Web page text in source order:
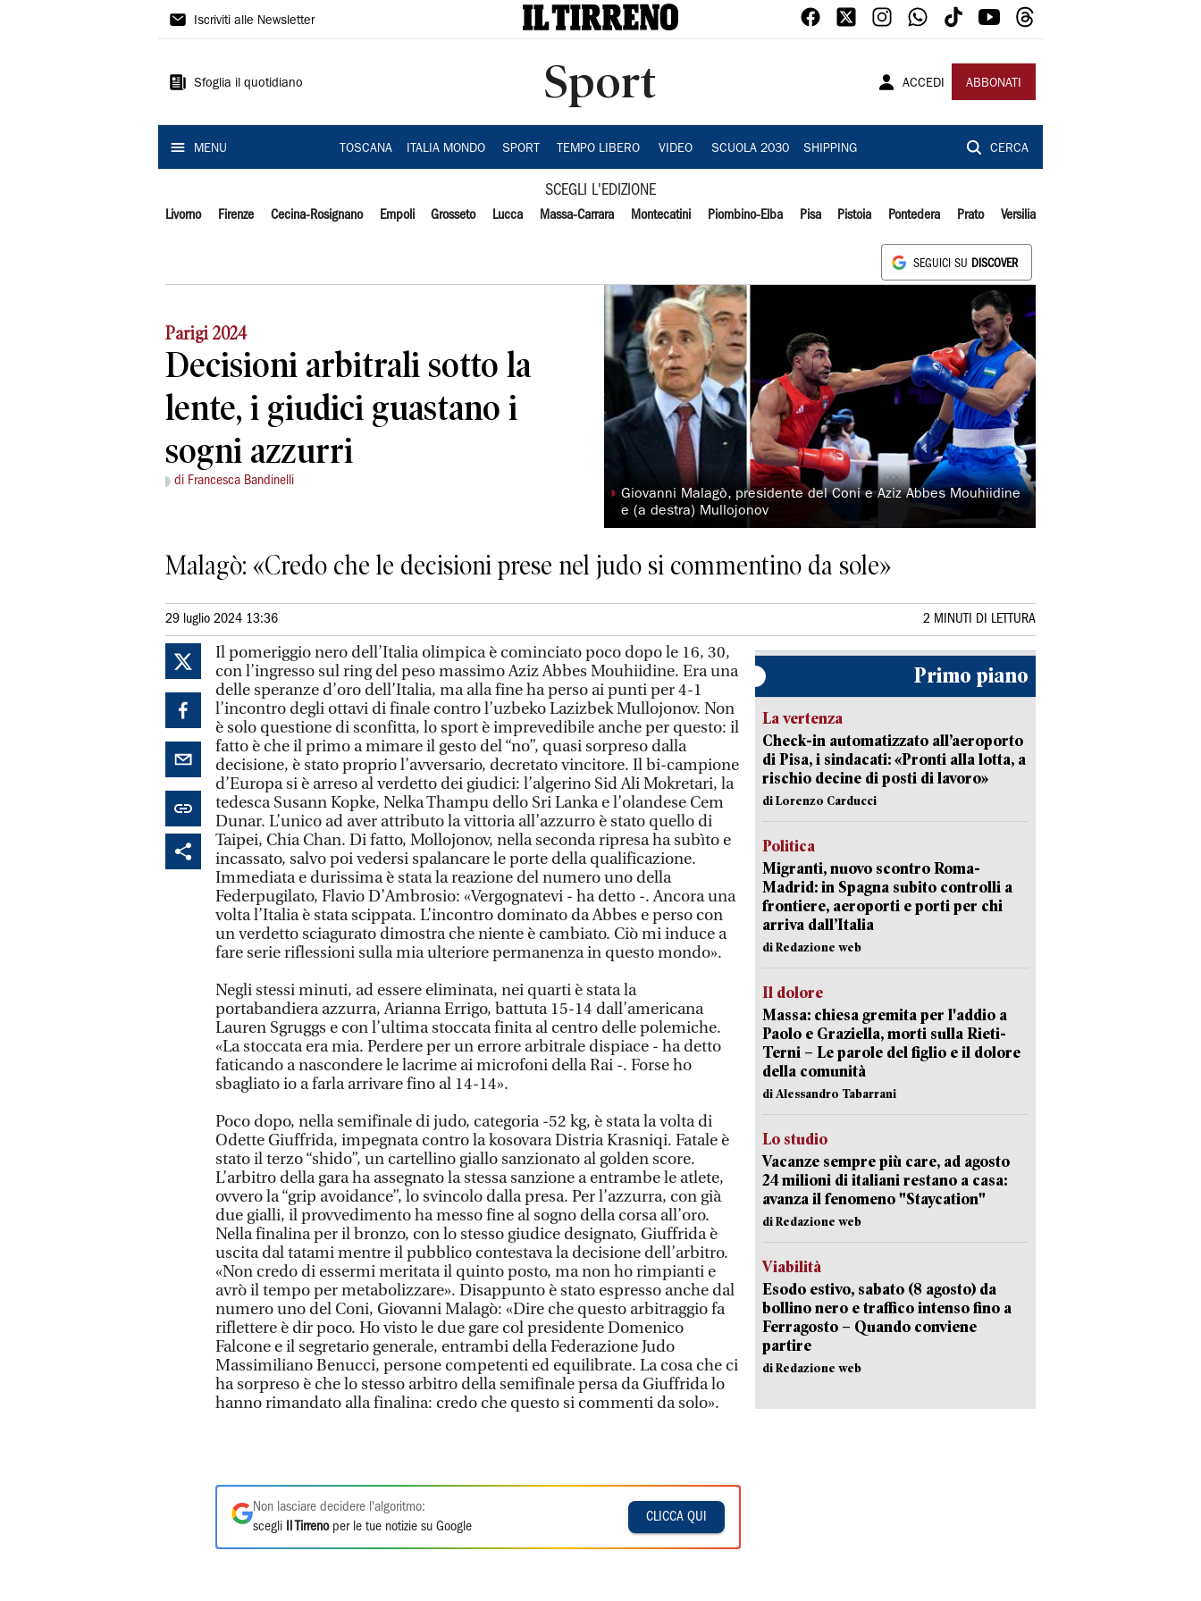
Il
Iscriviti alle Newsletter
Sfoglia il quotidiano Sport ACCEDI ABBONATI
MENU TOSCANA ITALIA MONDO SPORT TEMPO LIBERO VIDEO SCUOLA 2030 SHIPPING CERCA
SCEGLI L'EDIZIONE
Livorno Firenze Cecina-Rosignano Empoli Grosseto Lucca Massa-Carrara Montecatini Piombino-Elba Pisa Pistoia Pontedera Prato Versilia
SEGUICI SU DISCOVER
Parigi 2024
Decisioni arbitrali sotto la
lente, i giudici guastano i
sogni azzurri
di Francesca Bandinelli
◗ Giovanni Malagò, presidente del Coni e Aziz Abbes Mouhiidine
e (a destra) Mullojonov
Malagò: «Credo che le decisioni prese nel judo si commentino da sole»
29 luglio 2024 13:36 2 MINUTI DI LETTURA
Il pomeriggio nero dell’Italia olimpica è cominciato poco dopo le 16, 30,
con l’ingresso sul ring del peso massimo Aziz Abbes Mouhiidine. Era una
delle speranze d’oro dell’Italia, ma alla fine ha perso ai punti per 4-1
l’incontro degli ottavi di finale contro l’uzbeko Lazizbek Mullojonov. Non
è solo questione di sconfitta, lo sport è imprevedibile anche per questo: il
fatto è che il primo a mimare il gesto del “no”, quasi sorpreso dalla
decisione, è stato proprio l’avversario, decretato vincitore. Il bi-campione
d’Europa si è arreso al verdetto dei giudici: l’algerino Sid Ali Mokretari, la
tedesca Susann Kopke, Nelka Thampu dello Sri Lanka e l’olandese Cem
Dunar. L’unico ad aver attributo la vittoria all’azzurro è stato quello di
Taipei, Chia Chan. Di fatto, Mollojonov, nella seconda ripresa ha subìto e
incassato, salvo poi vedersi spalancare le porte della qualificazione.
Immediata e durissima è stata la reazione del numero uno della
Federpugilato, Flavio D’Ambrosio: «Vergognatevi - ha detto -. Ancora una
volta l’Italia è stata scippata. L’incontro dominato da Abbes e perso con
un verdetto sciagurato dimostra che niente è cambiato. Ciò mi induce a
fare serie riflessioni sulla mia ulteriore permanenza in questo mondo».
Negli stessi minuti, ad essere eliminata, nei quarti è stata la
portabandiera azzurra, Arianna Errigo, battuta 15-14 dall’americana
Lauren Sgruggs e con l’ultima stoccata finita al centro delle polemiche.
«La stoccata era mia. Perdere per un errore arbitrale dispiace - ha detto
faticando a nascondere le lacrime ai microfoni della Rai -. Forse ho
sbagliato io a farla arrivare fino al 14-14».
Poco dopo, nella semifinale di judo, categoria -52 kg, è stata la volta di
Odette Giuffrida, impegnata contro la kosovara Distria Krasniqi. Fatale è
stato il terzo “shido”, un cartellino giallo sanzionato al golden score.
L’arbitro della gara ha assegnato la stessa sanzione a entrambe le atlete,
ovvero la “grip avoidance”, lo svincolo dalla presa. Per l’azzurra, con già
due gialli, il provvedimento ha messo fine al sogno della corsa all’oro.
Nella finalina per il bronzo, con lo stesso giudice designato, Giuffrida è
uscita dal tatami mentre il pubblico contestava la decisione dell’arbitro.
«Non credo di essermi meritata il quinto posto, ma non ho rimpianti e
avrò il tempo per metabolizzare». Disappunto è stato espresso anche dal
numero uno del Coni, Giovanni Malagò: «Dire che questo arbitraggio fa
riflettere è dir poco. Ho visto le due gare col presidente Domenico
Falcone e il segretario generale, entrambi della Federazione Judo
Massimiliano Benucci, persone competenti ed equilibrate. La cosa che ci
ha sorpreso è che lo stesso arbitro della semifinale persa da Giuffrida lo
hanno rimandato alla finalina: credo che questo si commenti da solo».
Non lasciare decidere l'algoritmo:
scegli
Il Tirrenoper le tue notizie su Google
CLICCA QUI
Primo piano
La vertenza
Check-in automatizzato all’aeroporto
di Pisa, i sindacati: «Pronti alla lotta, a
rischio decine di posti di lavoro»
di Lorenzo Carducci
Politica
Migranti, nuovo scontro Roma-
Madrid: in Spagna subito controlli a
frontiere, aeroporti e porti per chi
arriva dall’Italia
di Redazione web
Il dolore
Massa: chiesa gremita per l'addio a
Paolo e Graziella, morti sulla Rieti-
Terni – Le parole del figlio e il dolore
della comunità
di Alessandro Tabarrani
Lo studio
Vacanze sempre più care, ad agosto
24 milioni di italiani restano a casa:
avanza il fenomeno "Staycation"
di Redazione web
Viabilità
Esodo estivo, sabato (8 agosto) da
bollino nero e traffico intenso fino a
Ferragosto – Quando conviene
partire
di Redazione web